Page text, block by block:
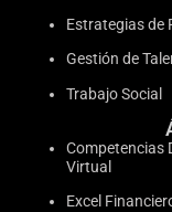
Estrategias de
Gestión de
Trabajo Social
Competencias
Virtual
Excel